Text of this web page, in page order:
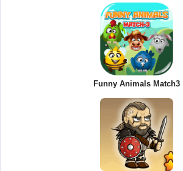
Funny Animals Match3